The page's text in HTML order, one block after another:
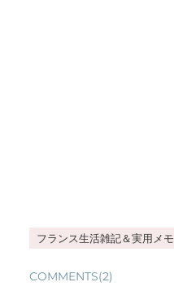
フランス生活雑記＆実用メモ
COMMENTS(2)